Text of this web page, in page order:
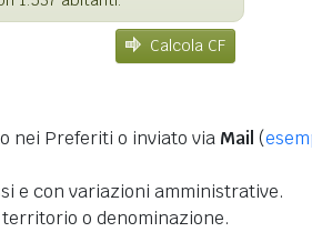
Calcola CF
nei Preferiti o inviato via Mail (
e con variazioni amministrative.
o denominazione.